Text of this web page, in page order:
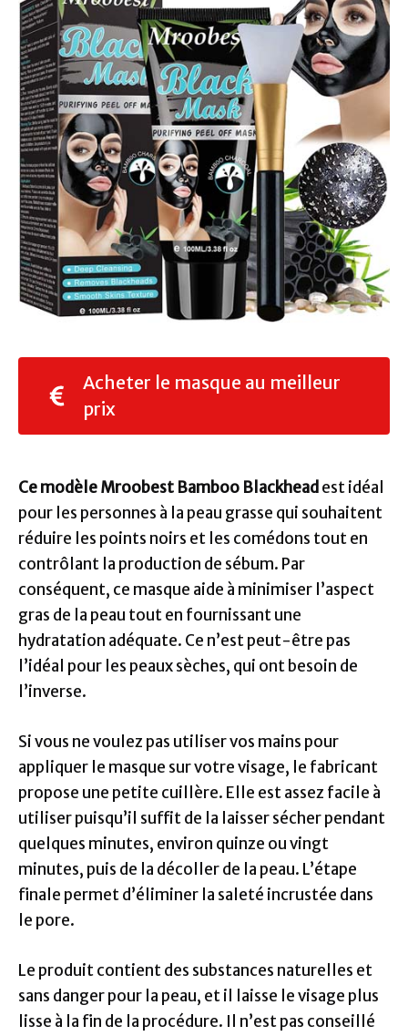
Acheter le masque au meilleur
prix
Ce modèle Mroobest Bamboo Blackhead est idéal
pour les personnes à la peau grasse qui souhaitent
réduire les points noirs et les comédons tout en
contrôlant la production de sébum. Par
conséquent, ce masque aide à minimiser l’aspect
gras de la peau tout en fournissant une
hydratation adéquate. Ce n’est peut-être pas
l’idéal pour les peaux sèches, qui ont besoin de
l’inverse.
Si vous ne voulez pas utiliser vos mains pour
appliquer le masque sur votre visage, le fabricant
propose une petite cuillère. Elle est assez facile à
utiliser puisqu’il suffit de la laisser sécher pendant
quelques minutes, environ quinze ou vingt
minutes, puis de la décoller de la peau. L’étape
finale permet d’éliminer la saleté incrustée dans
le pore.
Le produit contient des substances naturelles et
sans danger pour la peau, et il laisse le visage plus
lisse à la fin de la procédure. Il n’est pas conseillé